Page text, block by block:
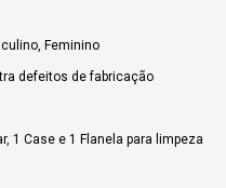
Feminino
defeitos de fabricação
1 Case e 1 Flanela para limpeza